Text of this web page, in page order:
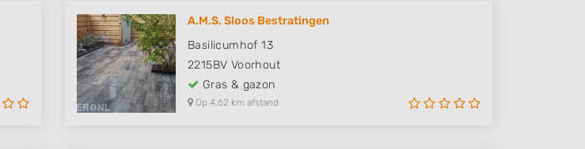
A.M.S. Sloos Bestratingen
Basilicumhof 13
2215BV Voorhout
Gras & gazon
Op 4,62 km afstand